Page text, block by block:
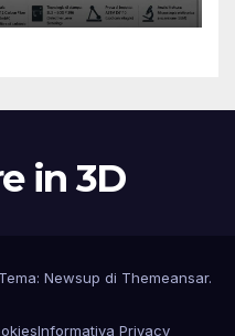
in 3D
Tema: Newsup di Themeansar.
Informativa Privacy